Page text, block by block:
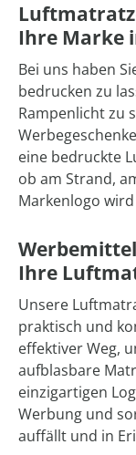
Ihre Marke
Bei uns haben
bedrucken zu
Rampenlicht zu
eine bedruckte
ob am Strand,
Markenlogo
Ihre
Unsere
praktisch und
effektiver Weg,
aufblasbare
einzigartigen
Werbung und
auffällt und in